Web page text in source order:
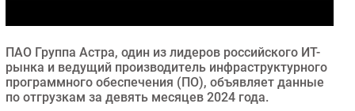
Инновации
CIO/Управление ИТ
Гаджеты
ПАО Группа Астра, один из лидеров российского ИТ-
рынка и ведущий производитель инфраструктурного
программного обеспечения (ПО), объявляет данные
по отгрузкам за девять месяцев 2024 года.